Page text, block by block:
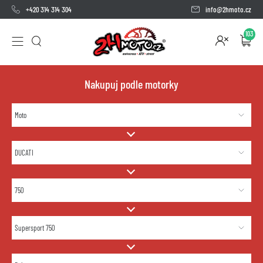
+420 314 314 304 info@2hmoto.cz
103
Nakupuj podle motorky